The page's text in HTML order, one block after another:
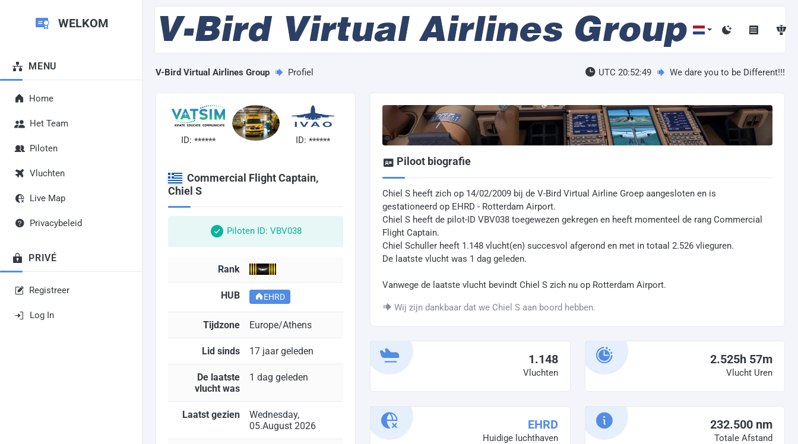
WELKOM
MENU
Home
Het Team
Piloten
Vluchten
Live Map
Privacybeleid
PRIVÉ
Registreer
Log In
V-Bird Virtual Airlines Group Profiel UTC 20:52:50 We dare you to be Different!!!
ID: ****** ID:******
Commercial Flight Captain,
Chiel S
Piloten ID: VBV038
Rank
HUB EHRD
Tijdzone Europe/Athens
Lid sinds 17 jaar geleden
De laatste
vlucht was
1 dag geleden
Laatst gezien
Wednesday,
05.August 2026
Piloot biografie
Chiel S heeft zich op 14/02/2009 bij de V-Bird Virtual Airline Groep aangesloten en is
gestationeerd op EHRD - Rotterdam Airport.
Chiel S heeft de pilot-ID VBV038 toegewezen gekregen en heeft momenteel de rang Commercial
Flight Captain.
Chiel Schuller heeft 1.148 vlucht(en) succesvol afgerond en met in totaal 2.526 vlieguren.
De laatste vlucht was 1 dag geleden.
Vanwege de laatste vlucht bevindt Chiel S zich nu op Rotterdam Airport.
Wij zijn dankbaar dat we Chiel S aan boord hebben.
1.148
Vluchten
2.525h 57m
Vlucht Uren
EHRD
Huidige luchthaven
232.500 nm
Totale Afstand